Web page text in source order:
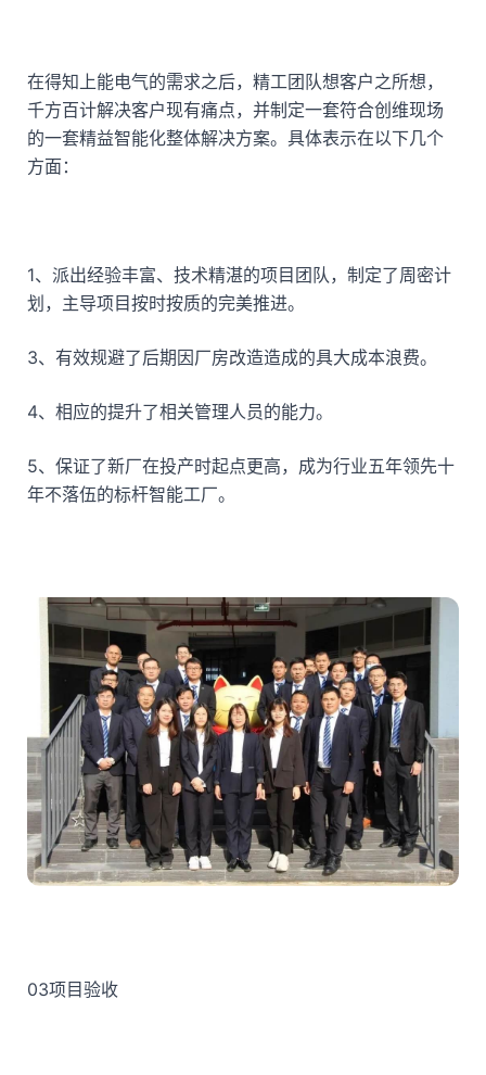
在得知上能电气的需求之后，精工团队想客户之所想，
千方百计解决客户现有痛点，并制定一套符合创维现场
的一套精益智能化整体解决方案。具体表示在以下几个
方面：
1、派出经验丰富、技术精湛的项目团队，制定了周密计
划，主导项目按时按质的完美推进。
3、有效规避了后期因厂房改造造成的具大成本浪费。
4、相应的提升了相关管理人员的能力。
5、保证了新厂在投产时起点更高，成为行业五年领先十
年不落伍的标杆智能工厂。
03项目验收